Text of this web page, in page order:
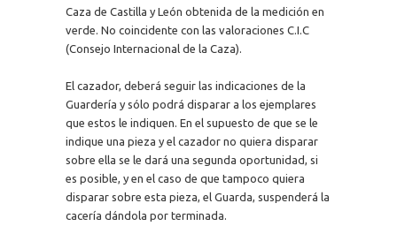
Caza de Castilla y León obtenida de la medición en
verde. No coincidente con las valoraciones C.I.C
(Consejo Internacional de la Caza).
El cazador, deberá seguir las indicaciones de la
Guardería y sólo podrá disparar a los ejemplares
que estos le indiquen. En el supuesto de que se le
indique una pieza y el cazador no quiera disparar
sobre ella se le dará una segunda oportunidad, si
es posible, y en el caso de que tampoco quiera
disparar sobre esta pieza, el Guarda, suspenderá la
cacería dándola por terminada.